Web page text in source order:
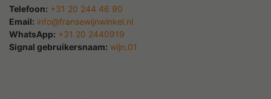
Telefoon: +31 20 244 46 90
Email: info@fransewijnwinkel.nl
WhatsApp: +31 20 2440919
Signal gebruikersnaam: wijn.01